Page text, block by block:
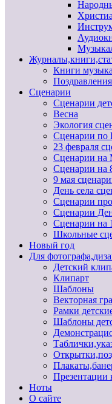
Книги
Сценарии
Сценарии
Весна
Экология
Сценарии
23 февраля
Сценарии на
Сценарии на
9 мая
День села
Сценарии
Сценарии
Сценарии на
Школьные
Новый год
Для
Детский
Клипарт
Шаблоны
Векторная
Рамки
Шаблоны
Презентации
Ноты
О сайте